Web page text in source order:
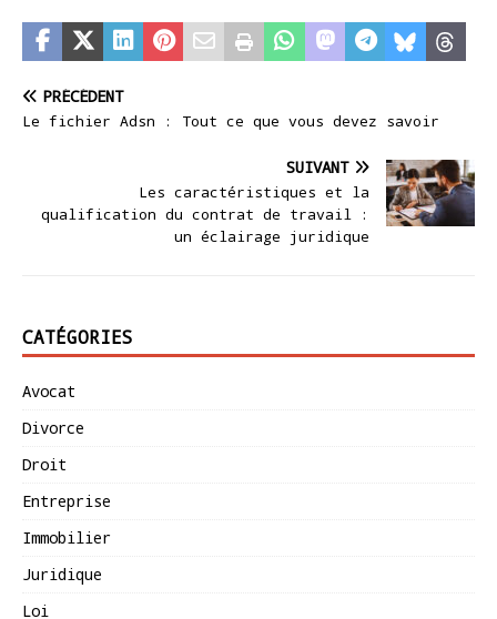
PRÉCÉDENT
Le fichier Adsn : Tout ce que vous devez savoir
SUIVANT
Les caractéristiques et la
qualification du contrat de travail :
un éclairage juridique
CATÉGORIES
Avocat
Divorce
Droit
Entreprise
Immobilier
Juridique
Loi